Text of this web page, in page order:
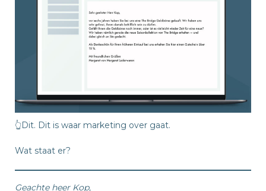
👆Dit. Dit is waar marketing over gaat.
Wat staat er?
Geachte heer Kop,